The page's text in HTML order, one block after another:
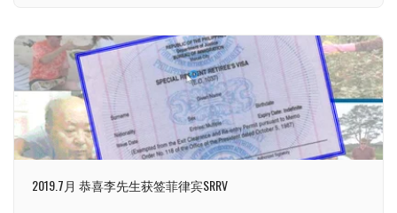
2019.7月 恭喜李先生获签菲律宾SRRV